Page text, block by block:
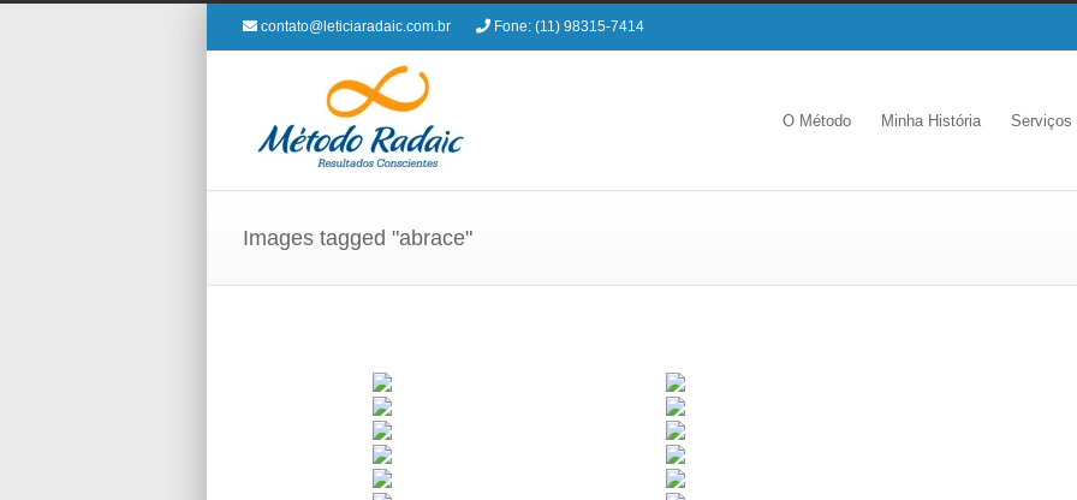
contato@leticiaradaic.com.br Fone: (11) 98315-7414
O Método Minha História Serviços
Images tagged "abrace"